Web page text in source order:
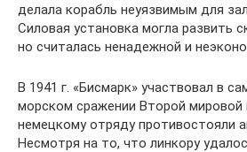
делала корабль неуязвимым для
Силовая установка могла развить
но считалась ненадежной и
В 1941 г. «Бисмарк» участвовал в
морском сражении Второй
немецкому отряду противостояли
Несмотря на то, что линкору